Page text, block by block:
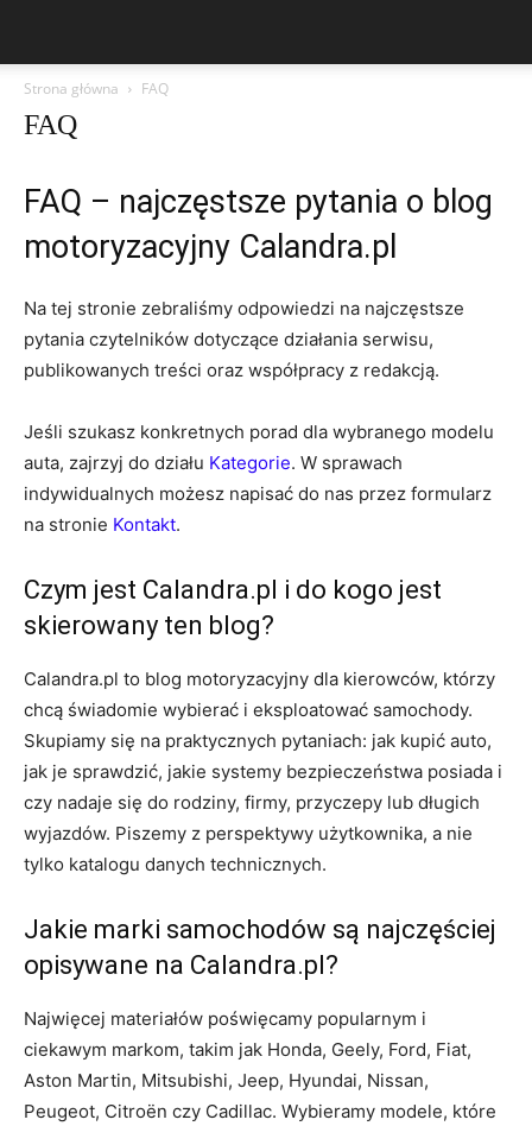
Strona główna FAQ
FAQ
FAQ – najczęstsze pytania o blog
motoryzacyjny Calandra.pl
Na tej stronie zebraliśmy odpowiedzi na najczęstsze
pytania czytelników dotyczące działania serwisu,
publikowanych treści oraz współpracy z redakcją.
Jeśli szukasz konkretnych porad dla wybranego modelu
auta, zajrzyj do działu Kategorie. W sprawach
indywidualnych możesz napisać do nas przez formularz
na stronie Kontakt.
Czym jest Calandra.pl i do kogo jest
skierowany ten blog?
Calandra.pl to blog motoryzacyjny dla kierowców, którzy
chcą świadomie wybierać i eksploatować samochody.
Skupiamy się na praktycznych pytaniach: jak kupić auto,
jak je sprawdzić, jakie systemy bezpieczeństwa posiada i
czy nadaje się do rodziny, firmy, przyczepy lub długich
wyjazdów. Piszemy z perspektywy użytkownika, a nie
tylko katalogu danych technicznych.
Jakie marki samochodów są najczęściej
opisywane na Calandra.pl?
Najwięcej materiałów poświęcamy popularnym i
ciekawym markom, takim jak Honda, Geely, Ford, Fiat,
Aston Martin, Mitsubishi, Jeep, Hyundai, Nissan,
Peugeot, Citroën czy Cadillac. Wybieramy modele, które